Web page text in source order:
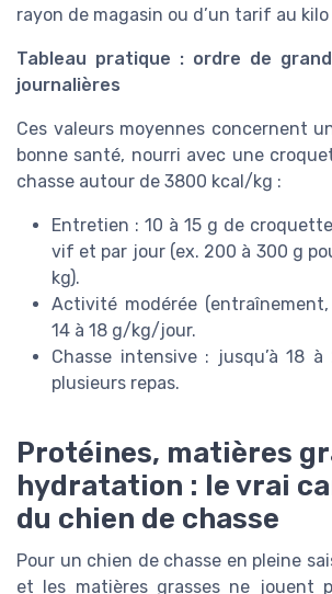
rayon de magasin ou d’un tarif au kilo
Tableau pratique : ordre de
journalières
Ces valeurs moyennes concernent
bonne santé, nourri avec une
chasse autour de 3800 kcal/kg :
Entretien : 10 à 15 g de
vif et par jour (ex. 200 à 300 g
kg).
Activité modérée
14 à 18 g/kg/jour.
Chasse intensive : jusqu’à 18
plusieurs repas.
Protéines, matières
hydratation : le vrai
du chien de chasse
Pour un chien de chasse en pleine
et les matières grasses ne jouent